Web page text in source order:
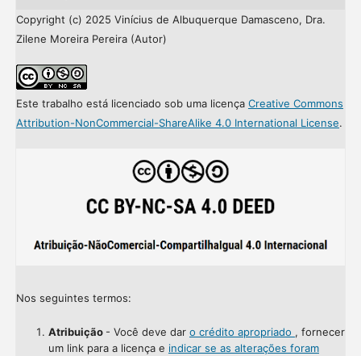
Copyright (c) 2025 Vinícius de Albuquerque Damasceno, Dra.
Zilene Moreira Pereira (Autor)
Este trabalho está licenciado sob uma licença Creative Commons
Attribution-NonCommercial-ShareAlike 4.0 International License.
Nos seguintes termos:
Atribuição - Você deve dar o crédito apropriado , fornecer
um link para a licença e indicar se as alterações foram